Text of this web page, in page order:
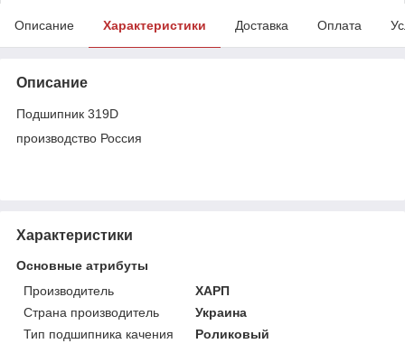
Описание Характеристики Доставка Оплата
Описание
Подшипник 319D
производство Россия
Характеристики
Основные атрибуты
Производитель
ХАРП
Страна производитель
Украина
Тип подшипника качения
Роликовый